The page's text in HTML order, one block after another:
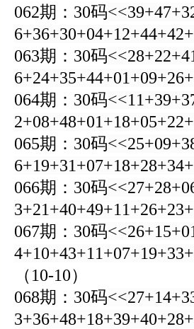
062期：30码
063期：30码
064期：30码
065期：30码
066期：30码
067期：30码
（10-10）
068期：30码